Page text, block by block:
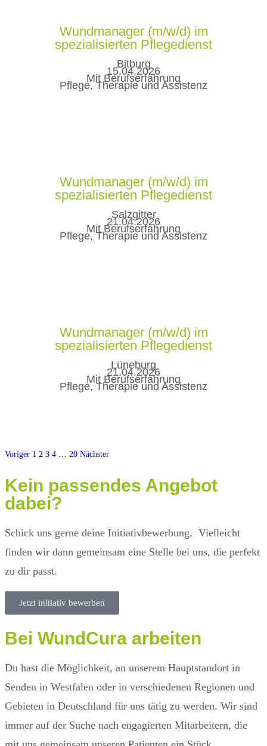
Wundmanager (m/w/d) im
spezialisierten Pflegedienst
Bitburg
15.04.2026
Mit Berufserfahrung
Pflege, Therapie und Assistenz
Wundmanager (m/w/d) im
spezialisierten Pflegedienst
Salzgitter
21.04.2026
Mit Berufserfahrung
Pflege, Therapie und Assistenz
Wundmanager (m/w/d) im
spezialisierten Pflegedienst
Lüneburg
21.04.2026
Mit Berufserfahrung
Pflege, Therapie und Assistenz
Voriger 1 2 3 4 20 Nächster
Kein passendes Angebot
dabei?
Schick uns gerne deine Initiativbewerbung. Vielleicht
finden wir dann gemeinsam eine Stelle bei uns, die perfekt
zu dir passt.
Jetzt initiativ bewerben
Bei WundCura arbeiten
Du hast die Möglichkeit, an unserem Hauptstandort in
Senden in Westfalen oder in verschiedenen Regionen und
Gebieten in Deutschland für uns tätig zu werden. Wir sind
immer auf der Suche nach engagierten Mitarbeitern, die